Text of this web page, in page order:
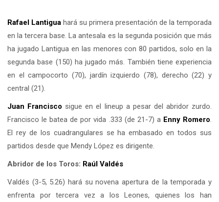
Rafael Lantigua hará su primera presentación de la temporada
en la tercera base. La antesala es la segunda posición que más
ha jugado Lantigua en las menores con 80 partidos, solo en la
segunda base (150) ha jugado más. También tiene experiencia
en el campocorto (70), jardín izquierdo (78), derecho (22) y
central (21).
Juan Francisco sigue en el lineup a pesar del abridor zurdo.
Francisco le batea de por vida .333 (de 21-7) a Enny Romero.
El rey de los cuadrangulares se ha embasado en todos sus
partidos desde que Mendy López es dirigente.
Abridor de los Toros: Raúl Valdés
Valdés (3-5, 5.26) hará su novena apertura de la temporada y
enfrenta por tercera vez a los Leones, quienes los han